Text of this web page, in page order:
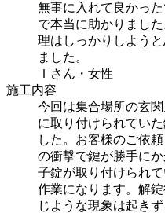
無事に入れて良かっ
で本当に助かりまし
理はしっかりしよう
ました。
Ｉさん・女性
施工内容
今回は集合場所の玄
に取り付けられてい
した。お客様のご依
の衝撃で鍵が勝手に
子錠が取り付けられ
作業になります。解
じような現象は起き